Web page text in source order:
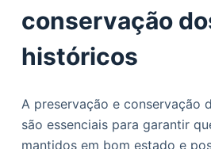
conservação
históricos
A preservação e conservação
são essenciais para garantir
mantidos em bom estado e